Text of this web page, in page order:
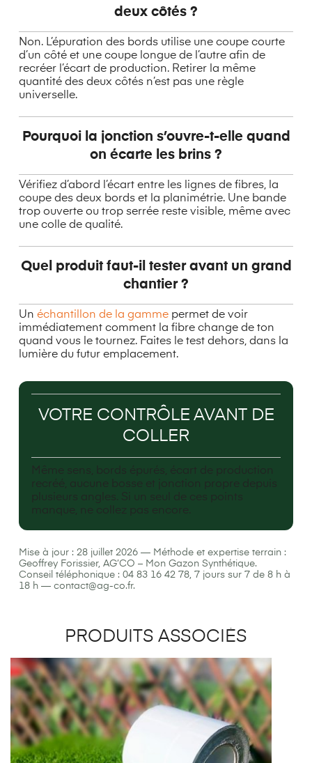
deux côtés ?
Non. L’épuration des bords utilise une coupe courte
d’un côté et une coupe longue de l’autre afin de
recréer l’écart de production. Retirer la même
quantité des deux côtés n’est pas une règle
universelle.
Pourquoi la jonction s’ouvre-t-elle quand
on écarte les brins ?
Vérifiez d’abord l’écart entre les lignes de fibres, la
coupe des deux bords et la planimétrie. Une bande
trop ouverte ou trop serrée reste visible, même avec
une colle de qualité.
Quel produit faut-il tester avant un grand
chantier ?
Un échantillon de la gamme permet de voir
immédiatement comment la fibre change de ton
quand vous le tournez. Faites le test dehors, dans la
lumière du futur emplacement.
VOTRE CONTRÔLE AVANT DE
COLLER
Même sens, bords épurés, écart de production
recréé, aucune bosse et jonction propre depuis
plusieurs angles. Si un seul de ces points
manque, ne collez pas encore.
Mise à jour : 28 juillet 2026 — Méthode et expertise terrain :
Geoffrey Forissier, AG’CO – Mon Gazon Synthétique.
Conseil téléphonique : 04 83 16 42 78, 7 jours sur 7 de 8 h à
18 h — contact@ag-co.fr.
PRODUITS ASSOCIÉS